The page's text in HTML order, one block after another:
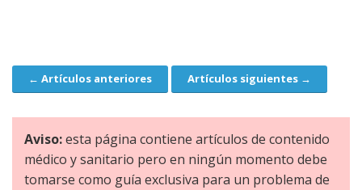
Navegación
← Artículos anteriores Artículos siguientes →
Aviso:esta página contiene artículos de contenido
médico y sanitario pero en ningún momento debe
tomarse como guía exclusiva para un problema de